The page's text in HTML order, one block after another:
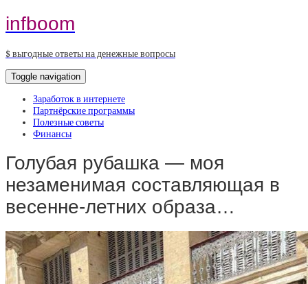
infboom
$ выгодные ответы на денежные вопросы
Toggle navigation
Заработок в интернете
Партнёрские программы
Полезные советы
Финансы
Голубая рубашка — моя
незаменимая составляющая в
весенне-летних образа…